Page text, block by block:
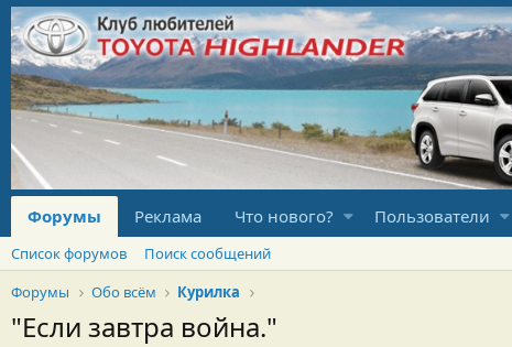
Форумы Реклама Что нового? Пользователи
Список форумов
Поиск сообщений
Форумы
Обо всём Курилка
"Если завтра война."